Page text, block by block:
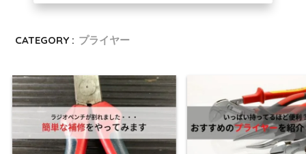
CATEGORY : プライヤー